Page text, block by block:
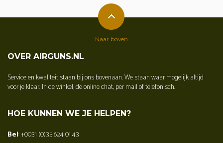
OVER AIRGUNS.NL
Service en kwaliteit staan bij ons bovenaan. We staan waar mogelijk altijd
voor je klaar. In de winkel, de online chat, per mail of telefonisch.
HOE KUNNEN WE JE HELPEN?
Bel: +0031 (0)35 624 01 43
Naar boven